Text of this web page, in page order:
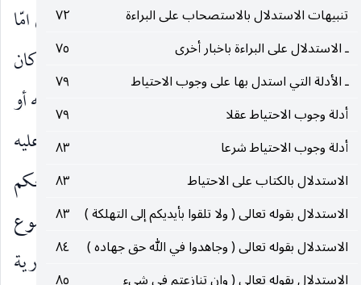
تنبيهات الاستدلال بالاستصحاب على البراءة
٧٢
ـ الاستدلال على البراءة باخبار أخرى
٧٥
ـ الأدلة التي استدل بها على وجوب الاحتياط
٧٩
أدلة وجوب الاحتياط عقلا
٧٩
أدلة وجوب الاحتياط شرعا
٨٣
الاستدلال بالكتاب على الاحتياط
٨٣
الاستدلال بقوله تعالى ( ولا تلقوا بأيديكم إلى التهلكة ) ٨٣
الاستدلال بقوله تعالى ( وجاهدوا في الله حق جهاده )
٨٤
الأول ـان مفاد هذه القاعدة نفي الحكم الضرري امّا
بصيغة انه ينفي الحكم الّذي ينشأ منه الضرر سواء كان
من نفس الحكم أو من الجري على طبقه أي من متعلقه أو
من مقدماته وهذا هو الّذي اختاره الشيخ وتابعته عليه
مدرسة المحقق النائيني ( قده ) ، أو بصيغة انه رفع للحكم
الضرري برفع موضوعه فلا يشمل ما إذا لم يكن الموضوع
الّذي تعلق به الحكم ضرريا بل كانت مقدماته ضررية